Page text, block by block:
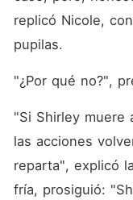
replicó Nicole,
pupilas.
"¿Por qué no?",
"Si Shirley muere
las acciones
reparta", explicó
fría, prosiguió: